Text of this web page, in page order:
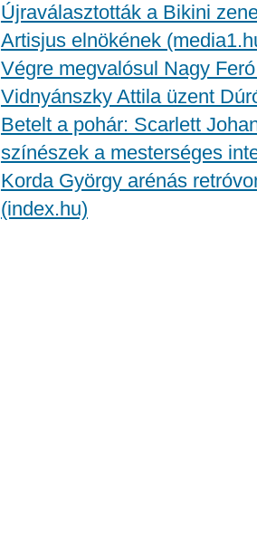
Újraválasztották a Bikini
Artisjus elnökének
Végre megvalósul Nagy
Vidnyánszky Attila üzent
Betelt a pohár: Scarlett
színészek a mesterséges
Korda György arénás
(index.hu)